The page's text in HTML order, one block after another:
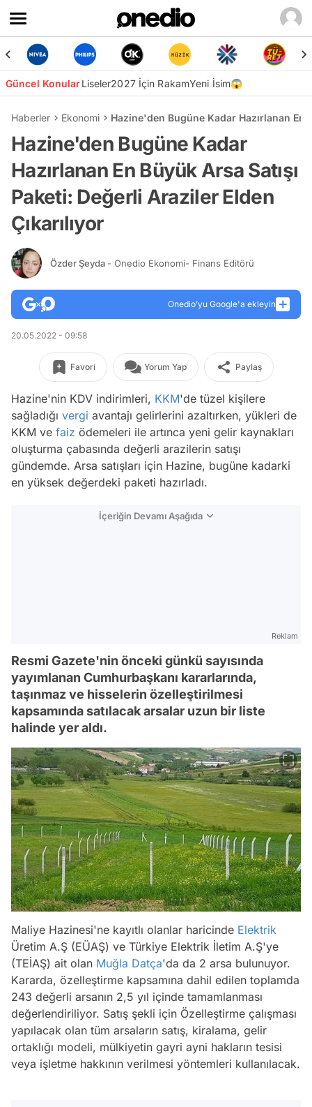
Güncel KonularLiseler2027 İçin RakamYeni İsim😱
Haberler Ekonomi Hazine'den Bugüne Kadar Hazırlanan En
Hazine'den Bugüne Kadar
Hazırlanan En Büyük Arsa Satışı
Paketi: Değerli Araziler Elden
Çıkarılıyor
Özder Şeyda - Onedio Ekonomi- Finans Editörü
Onedio’yu Google'a ekleyin
20.05.2022 - 09:58
Favori Yorum Yap Paylaş
Hazine'nin KDV indirimleri, KKM'de tüzel kişilere
sağladığı vergi avantajı gelirlerini azaltırken, yükleri de
KKM ve faiz ödemeleri ile artınca yeni gelir kaynakları
oluşturma çabasında değerli arazilerin satışı
gündemde. Arsa satışları için Hazine, bugüne kadarki
en yüksek değerdeki paketi hazırladı.
İçeriğin Devamı Aşağıda
Reklam
Resmi Gazete'nin önceki günkü sayısında
yayımlanan Cumhurbaşkanı kararlarında,
taşınmaz ve hisselerin özelleştirilmesi
kapsamında satılacak arsalar uzun bir liste
halinde yer aldı.
Maliye Hazinesi'ne kayıtlı olanlar haricinde Elektrik
Üretim A.Ş (EÜAŞ) ve Türkiye Elektrik İletim A.Ş'ye
(TEİAŞ) ait olan Muğla Datça'da da 2 arsa bulunuyor.
Kararda, özelleştirme kapsamına dahil edilen toplamda
243 değerli arsanın 2,5 yıl içinde tamamlanması
değerlendiriliyor. Satış şekli için Özelleştirme çalışması
yapılacak olan tüm arsaların satış, kiralama, gelir
ortaklığı modeli, mülkiyetin gayri ayni hakların tesisi
veya işletme hakkının verilmesi yöntemleri kullanılacak.